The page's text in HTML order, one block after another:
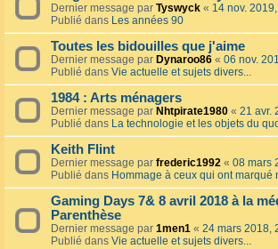
Dernier message par Tyswyck « 14 nov.
Publié dans Les années 90
Toutes les bidouilles que j'aime
Dernier message par Dynaroo86 « 06 nov.
Publié dans Vie actuelle et sujets divers...
1984 : Arts ménagers
Dernier message par Nhtpirate1980 « 21 avr.
Publié dans La technologie et les objets du
Keith Flint
Dernier message par frederic1992 « 08 mars
Publié dans Hommage à ceux qui ont marqué
Gaming Days 7& 8 avril 2018 à la
Parenthèse
Dernier message par 1men1 « 24 mars 2018,
Publié dans Vie actuelle et sujets divers...